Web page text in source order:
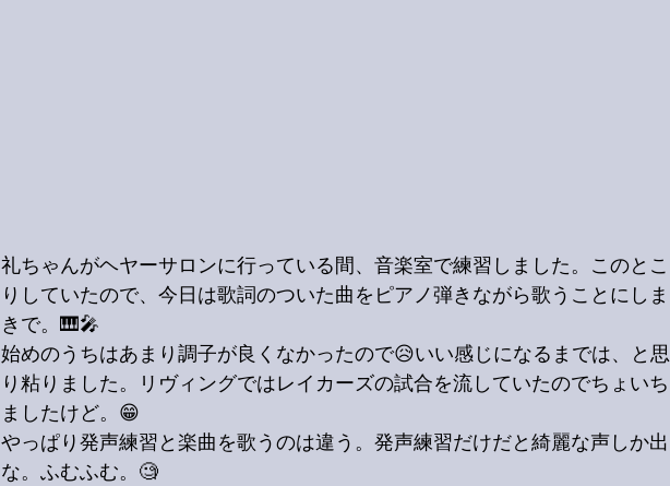
礼ちゃんがヘヤーサロンに行っている間、音楽室で練習しました。このと
りしていたので、今日は歌詞のついた曲をピアノ弾きながら歌うことにし
きで。🎹🎤
始めのうちはあまり調子が良くなかったので😥いい感じになるまでは、と
り粘りました。リヴィングではレイカーズの試合を流していたのでちょい
ましたけど。😁
やっぱり発声練習と楽曲を歌うのは違う。発声練習だけだと綺麗な声しか
な。ふむふむ。🧐